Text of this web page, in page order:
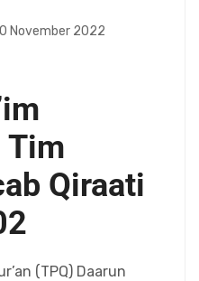
November 2022
Tim
Qiraati
(TPQ) Daarun